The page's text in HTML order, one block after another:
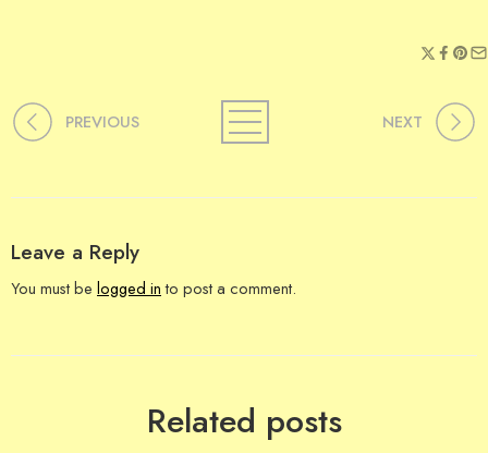
PREVIOUS NEXT
Leave a Reply
You must be logged into post a comment.
Related posts